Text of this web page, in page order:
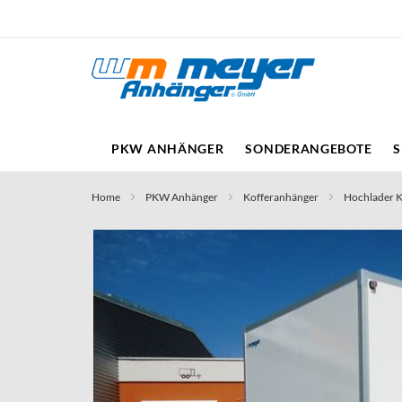
Inhalt
PKW ANHÄNGER SONDERANGEBOTE
Home PKW Anhänger Kofferanhänger Hochlader
Skip
of
gallery